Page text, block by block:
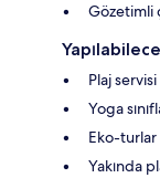
Gözetimli
Plaj servisi
Yoga
Eko-turlar
Yakında